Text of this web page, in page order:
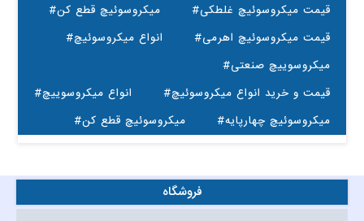
#قیمت میکروسوئیچ غلطکی
#میکروسوئیچ قطع کن
#قیمت میکروسوئیچ اهرمی
#انواع میکروسوئیچ
#میکروسوییچ صنعتی
#قیمت و خرید انواع میکروسوئیچ
#انواع میکروسوییچ
#میکروسوئیچ چهارپایه
#میکروسوئیچ قطع کن
فروشگاه